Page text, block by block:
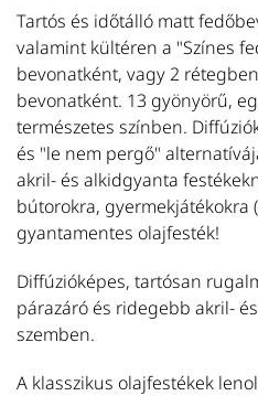
Tartós és időtálló matt
valamint kültéren a "Színes
bevonatként, vagy 2
bevonatként. 13 gyönyörű,
természetes színben.
és "le nem pergő"
akril- és alkidgyanta
bútorokra, gyermekjátékokra
gyantamentes olajfesték!
Diffúzióképes, tartósan
párazáró és ridegebb akril-
szemben.
A klasszikus olajfestékek